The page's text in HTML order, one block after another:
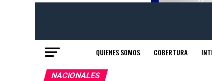
QUIENES SOMOS COBERTURA
NACIONALES